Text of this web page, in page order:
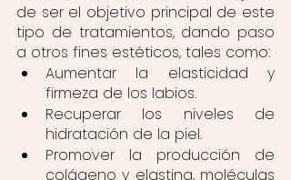
de ser el objetivo principal de este
tipo de tratamientos, dando paso
a otros fines estéticos, tales como:
Aumentar la elasticidad y
firmeza de los labios.
Recuperar los niveles de
hidratación de la piel.
Promover la producción de
colágeno y elastina, moléculas